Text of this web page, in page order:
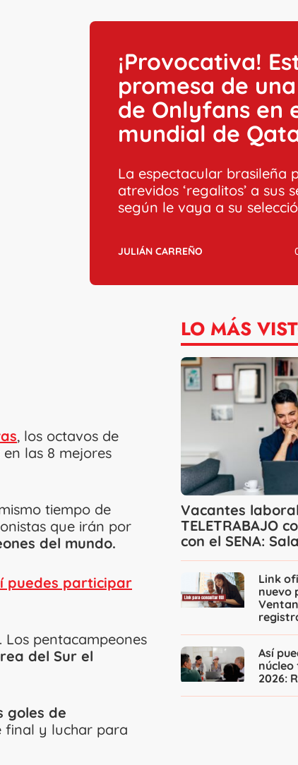
¡Provocativa!
promesa de
de Onlyfans en
mundial de
La espectacular brasileña
atrevidos ‘regalitos’ a sus
según le vaya a su
JULIÁN CARREÑO
, los octavos de
las 8 mejores
tiempo de
que irán por
del mundo.
puedes participar
Los pentacampeones
del Sur el
goles de
final y luchar para
LO MÁS
Vacantes
TELETRABAJO
con el SENA:
Link
nuevo
Así
núcleo
2026: